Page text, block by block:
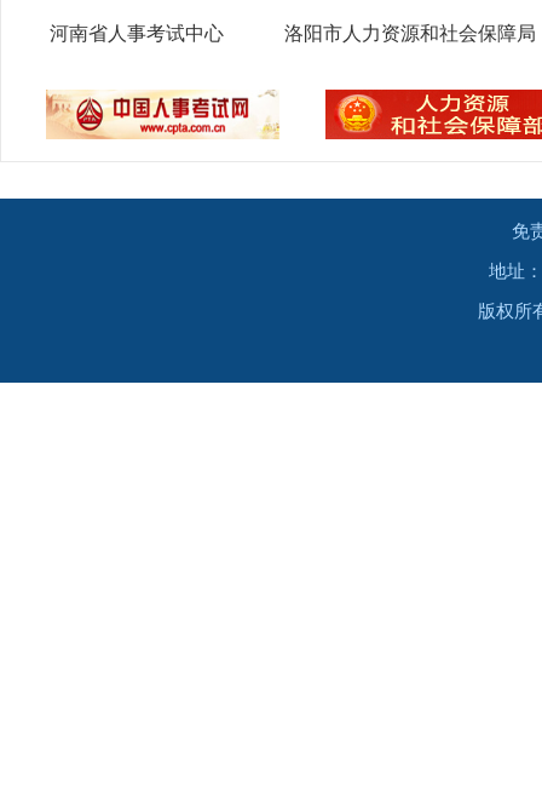
河南省人事考试中心 洛阳市人力资源和社会保障局
免
地址
版权所